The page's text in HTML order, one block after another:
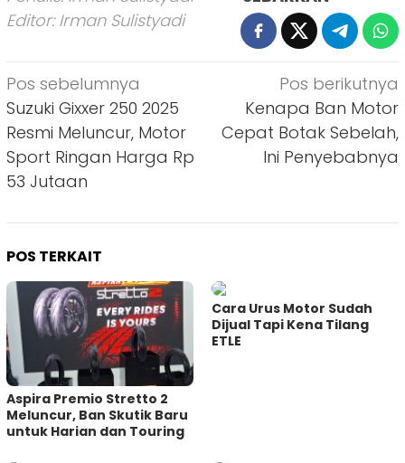
Editor: Irman Sulistyadi
Navigasi
pos
Pos sebelumnya
Suzuki Gixxer 250 2025
Resmi Meluncur, Motor
Sport Ringan Harga Rp
53 Jutaan
Pos berikutnya
Kenapa Ban Motor
Cepat Botak Sebelah,
Ini Penyebabnya
POS TERKAIT
Aspira Premio Stretto 2
Meluncur, Ban Skutik Baru
untuk Harian dan Touring
Cara Urus Motor Sudah
Dijual Tapi Kena Tilang
ETLE